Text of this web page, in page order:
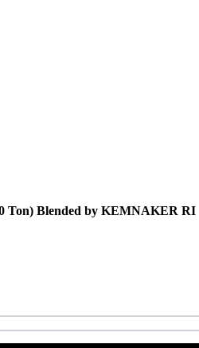
Ton) Blended by KEMNAKER RI